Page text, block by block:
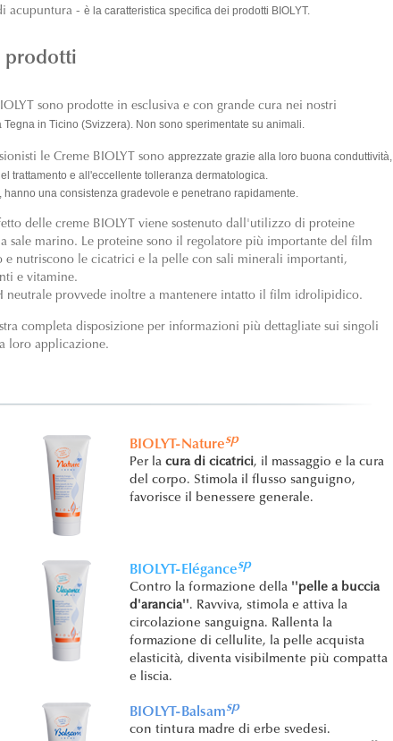
acupuntura - è la caratteristica specifica dei prodotti BIOLYT.
prodotti
sono prodotte in esclusiva e con grande cura nei nostri
Tegna in Ticino (Svizzera). Non sono sperimentate su animali.
le Creme BIOLYT sono apprezzate grazie alla loro buona conduttività,
trattamento e all'eccellente tolleranza dermatologica.
hanno una consistenza gradevole e penetrano rapidamente.
delle creme BIOLYT viene sostenuto dall'utilizzo di proteine
sale marino. Le proteine sono il regolatore più importante del film
e nutriscono le cicatrici e la pelle con sali minerali importanti,
e vitamine.
neutrale provvede inoltre a mantenere intatto il film idrolipidico.
completa disposizione per informazioni più dettagliate sui singoli
loro applicazione.
BIOLYT-Naturesp
Per la cura di cicatrici, il massaggio e la cura
del corpo. Stimola il flusso sanguigno,
favorisce il benessere generale.
BIOLYT-Elégancesp
Contro la formazione della ''pelle a buccia
d'arancia''. Ravviva, stimola e attiva la
circolazione sanguigna. Rallenta la
formazione di cellulite, la pelle acquista
elasticità, diventa visibilmente più compatta
e liscia.
BIOLYT-Balsamsp
con tintura madre di erbe svedesi.